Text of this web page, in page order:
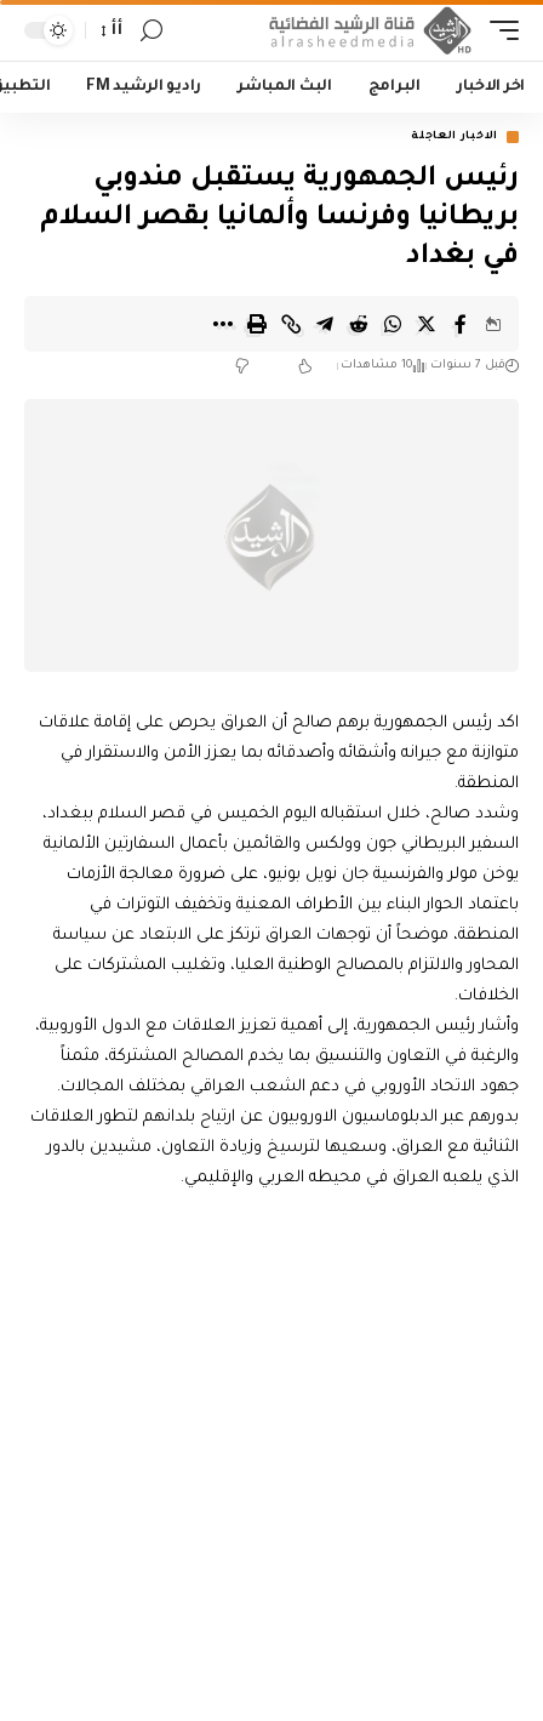
أأ
اخر الاخبار البرامج البث المباشر راديو الرشيد FM
الاخبار العاجلة
رئيس الجمهورية يستقبل مندوبي
بريطانيا وفرنسا وألمانيا بقصر السلام
في بغداد
قبل 7 سنوات 10 مشاهدات
اكد رئيس الجمهورية برهم صالح أن العراق يحرص على إقامة علاقات
متوازنة مع جيرانه وأشقائه وأصدقائه بما يعزز الأمن والاستقرار في
المنطقة.
وشدد صالح، خلال استقباله اليوم الخميس في قصر السلام ببغداد،
السفير البريطاني جون وولكس والقائمين بأعمال السفارتين الألمانية
يوخن مولر والفرنسية جان نويل بونيو، على ضرورة معالجة الأزمات
باعتماد الحوار البناء بين الأطراف المعنية وتخفيف التوترات في
المنطقة، موضحاً أن توجهات العراق ترتكز على الابتعاد عن سياسة
المحاور والالتزام بالمصالح الوطنية العليا، وتغليب المشتركات على
الخلافات.
وأشار رئيس الجمهورية، إلى أهمية تعزيز العلاقات مع الدول الأوروبية،
والرغبة في التعاون والتنسيق بما يخدم المصالح المشتركة، مثمناً
جهود الاتحاد الأوروبي في دعم الشعب العراقي بمختلف المجالات.
بدورهم عبر الدبلوماسيون الاوروبيون عن ارتياح بلدانهم لتطور العلاقات
الثنائية مع العراق، وسعيها لترسيخ وزيادة التعاون، مشيدين بالدور
الذي يلعبه العراق في محيطه العربي والإقليمي.